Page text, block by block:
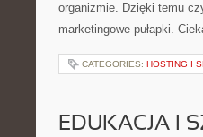
organizmie. Dzięki temu
marketingowe pułapki.
CATEGORIES: HOSTING I
EDUKACJA I